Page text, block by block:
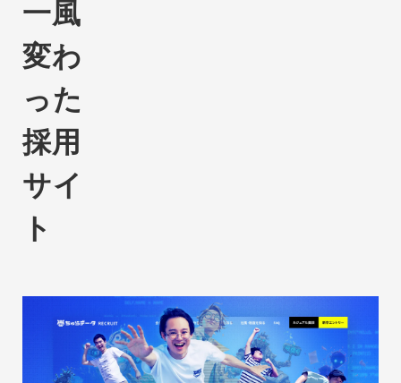
一風
変わ
った
採用
サイ
ト